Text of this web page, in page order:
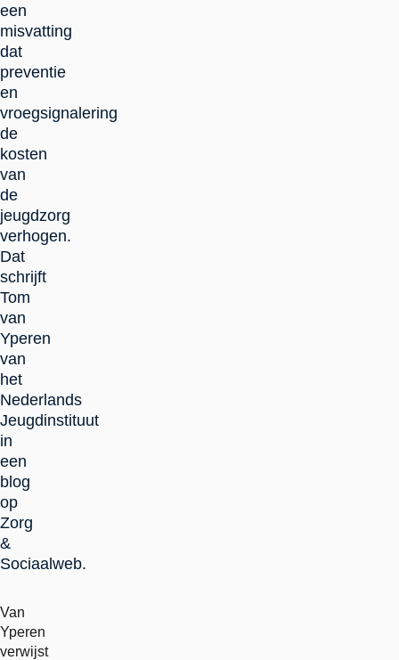
een
misvatting
dat
preventie
en
vroegsignalering
de
kosten
van
de
jeugdzorg
verhogen.
Dat
schrijft
Tom
van
Yperen
van
het
Nederlands
Jeugdinstituut
in
een
blog
op
Zorg
&
Sociaalweb.
Van
Yperen
verwijst